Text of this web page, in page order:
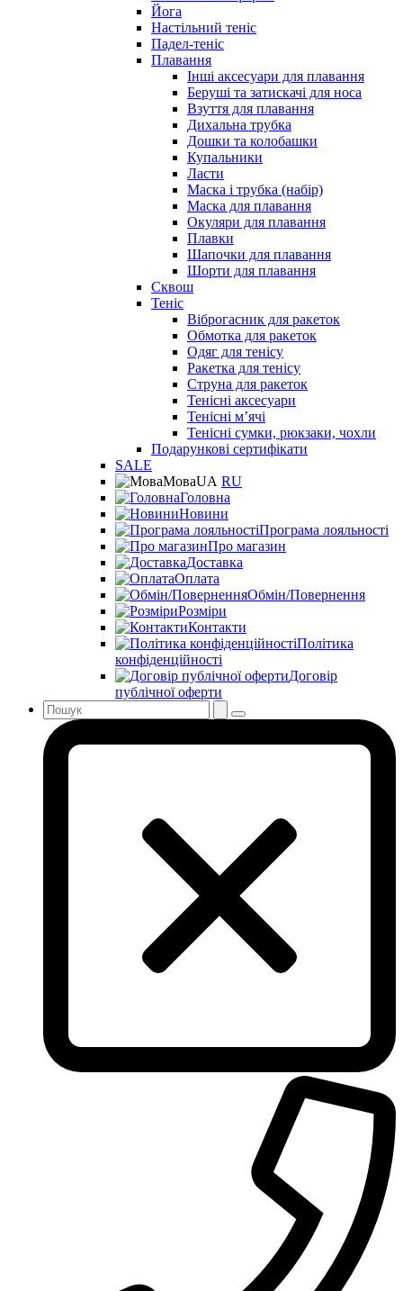
Йога
Настільний теніс
Падел-теніс
Плавання
Інші аксесуари для плавання
Беруші та затискачі для носа
Взуття для плавання
Дихальна трубка
Дошки та колобашки
Купальники
Ласти
Маска і трубка (набір)
Маска для плавання
Окуляри для плавання
Плавки
Шапочки для плавання
Шорти для плавання
Сквош
Теніс
Віброгасник для ракеток
Обмотка для ракеток
Одяг для тенісу
Ракетка для тенісу
Струна для ракеток
Тенісні аксесуари
Тенісні мʼячі
Тенісні сумки, рюкзаки, чохли
Подарункові сертифікати
SALE
МоваUA RU
Головна
Новини
Програма лояльності
Про магазин
Доставка
Оплата
Обмін/Повернення
Розміри
Контакти
Політика
конфіденційності
Договір
публічної оферти